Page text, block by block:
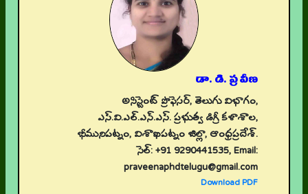
డా. డి. ప్రవీణ
అసిస్టెంట్ ప్రొఫెసర్, తెలుగు విభాగం,
ఎస్.వి.ఎల్.ఎన్.ఎస్. ప్రభుత్వ డిగ్రీ కళాశాల,
భీమునిపట్నం, విశాఖపట్నం జిల్లా, ఆంధ్రప్రదేశ్.
సెల్: +91 9290441535, Email:
praveenaphdtelugu@gmail.com
Download PDF